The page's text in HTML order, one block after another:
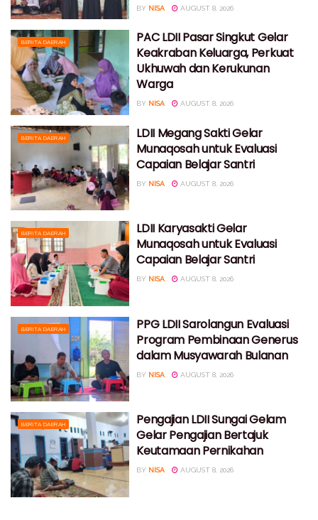
BY NISA AUGUST 8, 2026
BERITA DAERAH
PAC LDII Pasar Singkut Gelar
Keakraban Keluarga, Perkuat
Ukhuwah dan Kerukunan
Warga
BY NISA AUGUST 8, 2026
BERITA DAERAH
LDII Megang Sakti Gelar
Munaqosah untuk Evaluasi
Capaian Belajar Santri
BY NISA AUGUST 8, 2026
BERITA DAERAH
LDII Karyasakti Gelar
Munaqosah untuk Evaluasi
Capaian Belajar Santri
BY NISA AUGUST 8, 2026
BERITA DAERAH
PPG LDII Sarolangun Evaluasi
Program Pembinaan Generus
dalam Musyawarah Bulanan
BY NISA AUGUST 8, 2026
BERITA DAERAH
Pengajian LDII Sungai Gelam
Gelar Pengajian Bertajuk
Keutamaan Pernikahan
BY NISA AUGUST 8, 2026